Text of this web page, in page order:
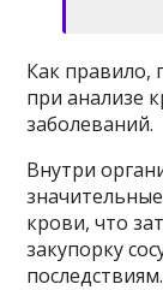
Как правило,
при анализе
заболеваний.
Внутри
крови, что
закупорку
последствиям.